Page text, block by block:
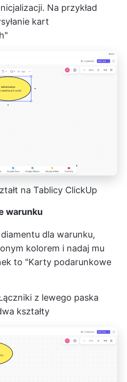
Na przykład
kart
na Tablicy ClickUp
warunku
dla warunku,
kolorem i nadaj mu
to "Karty podarunkowe
z lewego paska
kształty